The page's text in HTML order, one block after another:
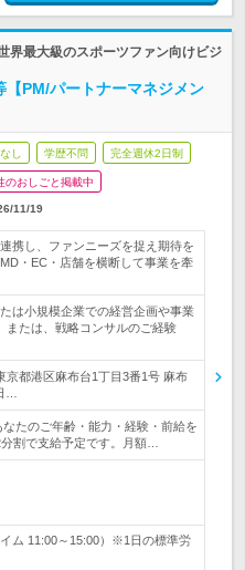
界最大級のスポーツファン向けビジ
PM/パートナーマネジメン
し 学歴不問 完全週休2日制
のおしごと掲載中
11/19
携し、ファンニーズを捉え期待を
・EC・店舗を横断して事業を牽
は小規模企業での経営企画や事業
または、戦略コンサルのご経験
京都港区麻布台1丁目3番1号 麻布
…
たのご年齢・能力・経験・前給を
割で支給予定です。月額…
ム 11:00～15:00）※1日の標準労